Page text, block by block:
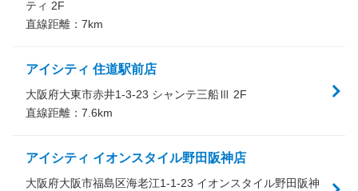
ティ 2F
直線距離： 7km
アイシティ 住道駅前店
大阪府大東市赤井1-3-23 シャンテ三船Ⅲ 2F
直線距離： 7.6km
アイシティ イオンスタイル野田阪神店
大阪府大阪市福島区海老江1-1-23 イオンスタイル野田阪神